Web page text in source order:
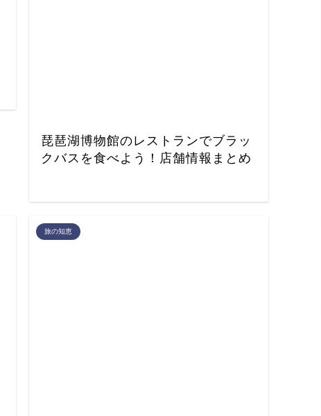
琵琶湖博物館のレストランでブラッ
クバスを食べよう！店舗情報まとめ
旅の知恵